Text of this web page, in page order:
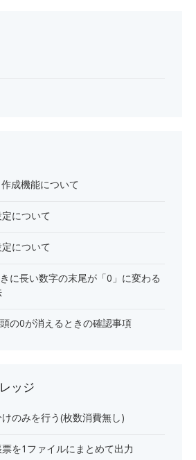
成機能について
について
について
に長い数字の末尾が「0」に変わる
の0が消えるときの確認事項
ッジ
のみを行う(枚数消費無し)
を1ファイルにまとめて出力